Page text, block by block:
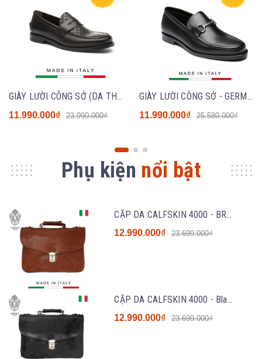
GIÀY LƯỜI CÔNG SỞ (DA THẬT) - GERMANO BELLESI 229 - SẢN XUẤT THỦ CÔNG TẠI ITALY
11.990.000₫ 23.990.000₫
GIÀY LƯỜI CÔNG SỞ - GERMANO BELLESI 918 - SẢN XUẤT THỦ CÔNG TẠI ITALY
11.990.000₫ 25.580.000₫
Phụ kiện nổi bật
CẶP DA CALFSKIN 4000 - BROWN - MEDICI OF FLORENCE - SẢN XUẤT THỦ CÔNG TẠI ITALIA
12.990.000₫ 23.699.000₫
CẶP DA CALFSKIN 4000 - Black - MEDICI OF FLORENCE - SẢN XUẤT THỦ CÔNG TẠI ITALIA
12.990.000₫ 23.699.000₫